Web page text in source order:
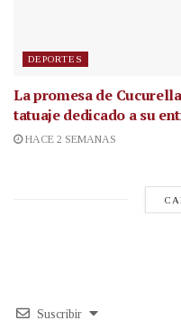
DEPORTES
La promesa de
tatuaje dedicado a su
HACE 2 SEMANAS
Suscribir